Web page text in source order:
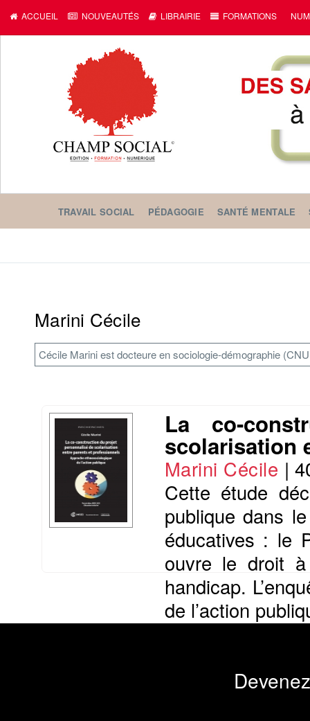
ACCUEIL NOUVEAUTÉS LIBRAIRIE FORMATIONS
TRAVAIL SOCIAL PÉDAGOGIE SANTÉ MENTALE
Marini Cécile
Cécile Marini est docteure en sociologie-démographie
La co-
scolarisation
Marini Cécile |
Cette étude
publique dans
éducatives : le
ouvre le droit
handicap.
de l’action